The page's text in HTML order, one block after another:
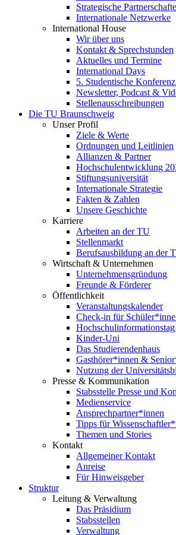
Strategische
Internationale Netzwerke
International House
Wir über uns
Kontakt & Sprechstunden
Aktuelles und Termine
International Days
5. Studentische
Newsletter, Podcast &
Stellenausschreibungen
Die TU Braunschweig
Unser Profil
Ziele & Werte
Ordnungen und Leitlinien
Allianzen & Partner
Hochschulentwicklung
Stiftungsuniversität
Internationale Strategie
Fakten & Zahlen
Unsere Geschichte
Karriere
Arbeiten an der TU
Stellenmarkt
Berufsausbildung an der
Wirtschaft & Unternehmen
Unternehmensgründung
Freunde & Förderer
Öffentlichkeit
Veranstaltungskalender
Check-in für
Kinder-Uni
Das Studierendenhaus
Gasthörer*innen &
Nutzung der
Presse & Kommunikation
Stabsstelle Presse und
Medienservice
Ansprechpartner*innen
Tipps für
Themen und Stories
Kontakt
Allgemeiner Kontakt
Anreise
Für Hinweisgeber
Struktur
Leitung & Verwaltung
Das Präsidium
Stabsstellen
Verwaltung